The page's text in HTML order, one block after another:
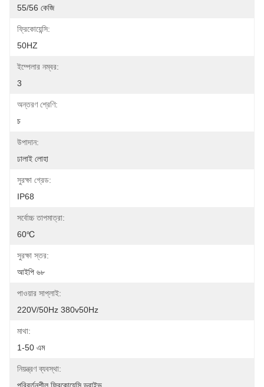
55/56 কেজি
ফ্রিকোয়েন্সি:
50HZ
ইম্পেলার নম্বর:
3
অন্তরণ শ্রেণি:
চ
উপাদান:
ঢালাই লোহা
সুরক্ষা গ্রেড:
IP68
সর্বোচ্চ তাপমাত্রা:
60℃
সুরক্ষা স্তর:
আইপি ৬৮
পাওয়ার সাপ্লাই:
220V/50Hz 380v50Hz
মাথা:
1-50 এম
নিয়ন্ত্রণ ব্যবস্থা: